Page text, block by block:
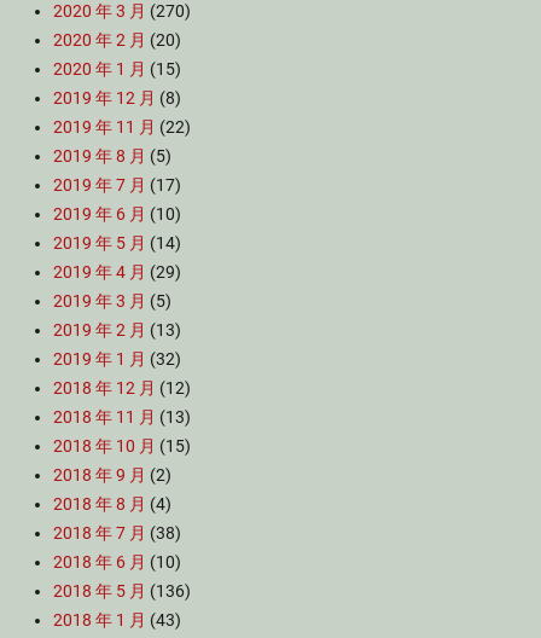
2020 年 3 月 (270)
2020 年 2 月 (20)
2020 年 1 月 (15)
2019 年 12 月 (8)
2019 年 11 月 (22)
2019 年 8 月 (5)
2019 年 7 月 (17)
2019 年 6 月 (10)
2019 年 5 月 (14)
2019 年 4 月 (29)
2019 年 3 月 (5)
2019 年 2 月 (13)
2019 年 1 月 (32)
2018 年 12 月 (12)
2018 年 11 月 (13)
2018 年 10 月 (15)
2018 年 9 月 (2)
2018 年 8 月 (4)
2018 年 7 月 (38)
2018 年 6 月 (10)
2018 年 5 月 (136)
2018 年 1 月 (43)